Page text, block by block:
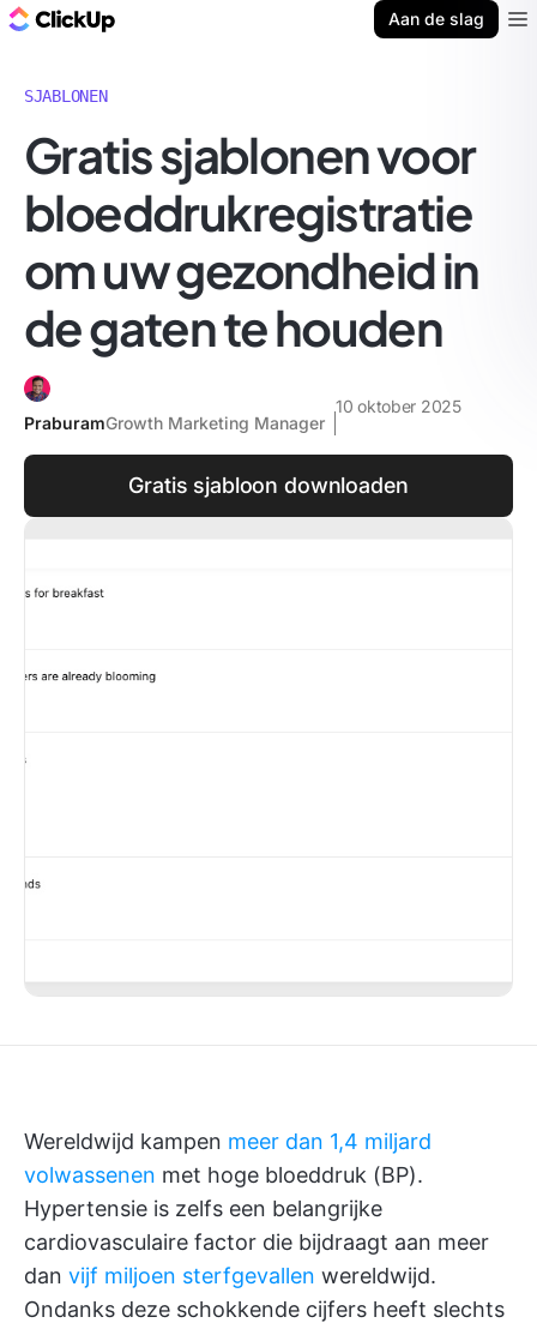
Aan de slag
SJABLONEN
Gratis sjablonen voor
bloeddrukregistratie
om uw gezondheid in
de gaten te houden
PraburamGrowth Marketing Manager
10 oktober 2025
Gratis sjabloon downloaden
Wereldwijd kampen meer dan 1,4 miljard
volwassenen met hoge bloeddruk (BP).
Hypertensie is zelfs een belangrijke
cardiovasculaire factor die bijdraagt aan meer
dan vijf miljoen sterfgevallen wereldwijd.
Ondanks deze schokkende cijfers heeft slechts